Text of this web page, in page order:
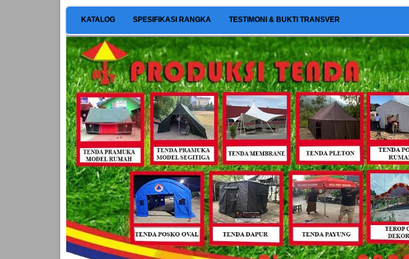
KATALOG SPESIFIKASI RANGKA TESTIMONI & BUKTI TRANSVER